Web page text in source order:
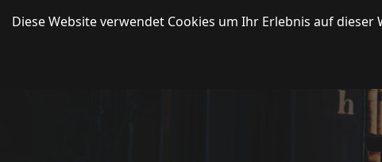
Diese Website verwendet Cookies um Ihr Erlebnis auf dieser